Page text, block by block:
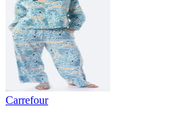
Carrefour